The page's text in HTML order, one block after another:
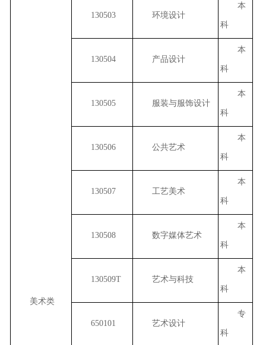
美术类
130503 环境设计
本
科
130504 产品设计
本
科
130505 服装与服饰设计
本
科
130506 公共艺术
本
科
130507 工艺美术
本
科
130508 数字媒体艺术
本
科
130509T 艺术与科技
本
科
650101 艺术设计
专
科